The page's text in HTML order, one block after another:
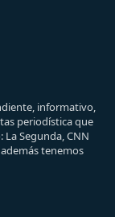
informativo,
periodística que
Segunda, CNN
tenemos